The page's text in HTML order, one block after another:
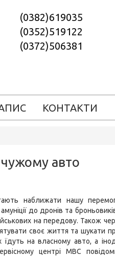
(0382)619035
(0352)519122
(0372)506381
КОНТАКТИ
авто
наближати нашу
до дронів та
на передову. Також
своє життя та шукати
на власному авто, а
центрі МВС